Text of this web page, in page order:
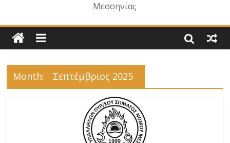
Μεσσηνίας
Month: Σεπτέμβριος 2025